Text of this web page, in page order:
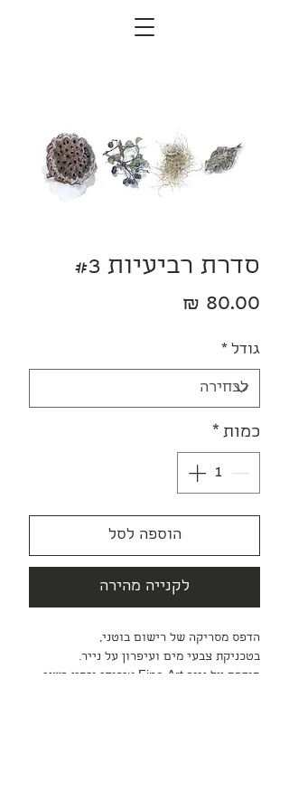
סדרת רביעיות #3
גודל *
כמות *
הוספה לסל
לקנייה מהירה
הדפס מסריקה של רישום בוטני,
בטכניקת צבעי מים ועיפרון על נייר.
מודפס על נייר Fine Art איכותי וזמין בשני